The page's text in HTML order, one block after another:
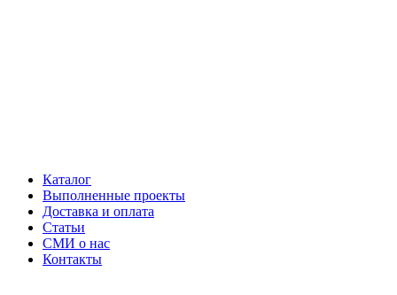
Каталог
Выполненные проекты
Доставка и оплата
Статьи
СМИ о нас
Контакты